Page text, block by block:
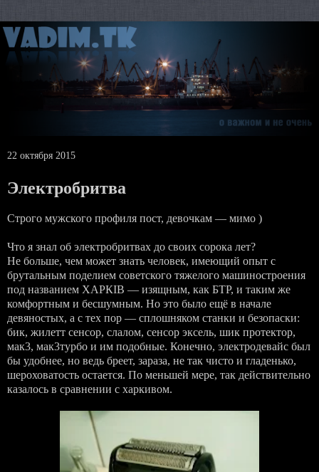
22 октября 2015
Электробритва
Строго мужского профиля пост, девочкам — мимо )
Что я знал об электробритвах до своих сорока лет?
Не больше, чем может знать человек, имеющий опыт с
брутальным поделием советского тяжелого машиностроения
под названием ХАРКIВ — изящным, как БТР, и таким же
комфортным и бесшумным. Но это было ещё в начале
девяностых, а с тех пор — сплошняком станки и безопаски:
бик, жилетт сенсор, слалом, сенсор эксель, шик протектор,
мак3, мак3турбо и им подобные. Конечно, электродевайс был
бы удобнее, но ведь бреет, зараза, не так чисто и гладенько,
шероховатость остается. По меньшей мере, так действительно
казалось в сравнении с харкивом.